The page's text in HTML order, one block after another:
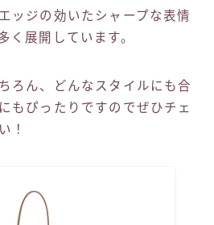
ッジの効いたシャープな表情
く展開しています。
ろん、どんなスタイルにも合
もぴったりですのでぜひチェ
！